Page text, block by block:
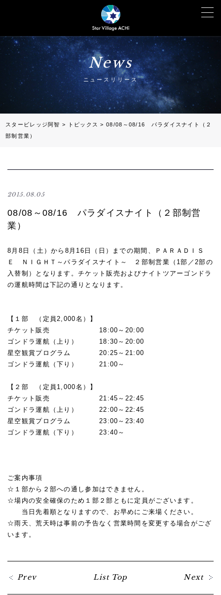
News
ニュースリリース
スタービレッジ阿智 > トピックス >08/08～08/16 パラダイスナイト（２
部制営業）
2015.08.05
08/08～08/16 パラダイスナイト（２部制営
業）
8月8日（土）から8月16日（日）までの期間、ＰＡＲＡＤＩＳ
Ｅ ＮＩＧＨＴ～パラダイスナイト～ ２部制営業（1部／2部の
入替制）となります。チケット販売およびナイトツアーゴンドラ
の運航時間は下記の通りとなります。
【１部 （定員2,000名）】
チケット販売 18:00～20:00
ゴンドラ運航（上り） 18:30～20:00
星空観賞プログラム 20:25～21:00
ゴンドラ運航（下り） 21:00～
【２部 （定員1,000名）】
チケット販売 21:45～22:45
ゴンドラ運航（上り） 22:00～22:45
星空観賞プログラム 23:00～23:40
ゴンドラ運航（下り） 23:40～
ご案内事項
☆１部から２部への通し参加はできません。
☆場内の安全確保のため１部２部ともに定員がございます。
当日先着順となりますので、お早めにご来場ください。
☆雨天、荒天時は事前の予告なく営業時間を変更する場合がござ
います。
Prev List Top Next